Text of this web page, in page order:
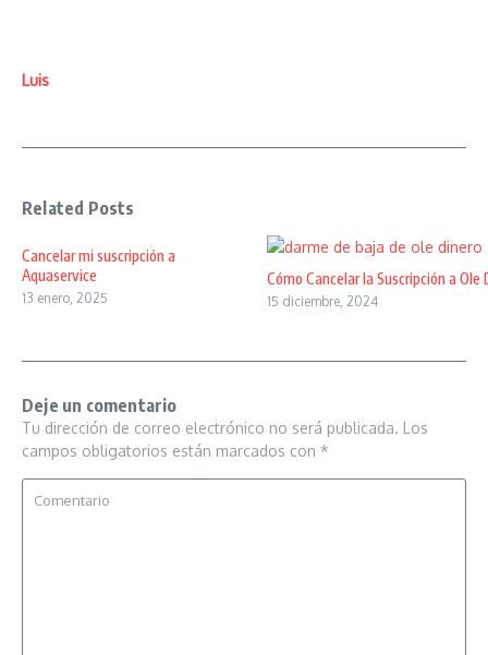
Luis
Related Posts
Cancelar mi suscripción a
Aquaservice
13 enero, 2025
Cómo Cancelar la Suscripción a Ole
15 diciembre, 2024
Deje un comentario
Tu dirección de correo electrónico no será publicada. Los
campos obligatorios están marcados con *